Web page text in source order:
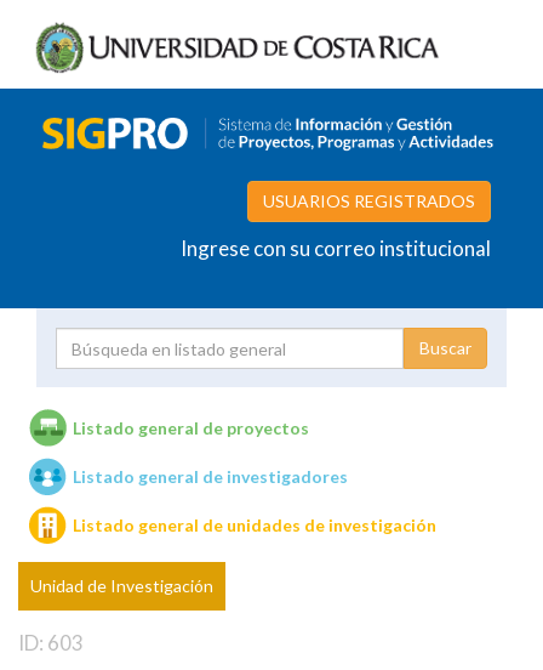
USUARIOS REGISTRADOS
Ingrese con su correo institucional
Unidades de investigación
Listado general de proyectos
Listado general de investigadores
Listado general de unidades de investigación
Unidad de Investigación
ID: 603